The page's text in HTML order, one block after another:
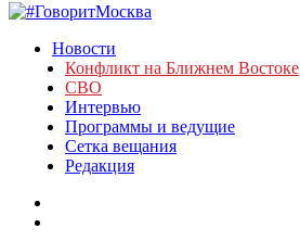
Новости
Конфликт на Ближнем Востоке
СВО
Интервью
Программы и ведущие
Сетка вещания
Редакция